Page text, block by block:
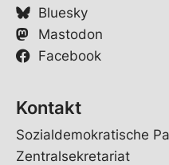
Bluesky
Mastodon
Facebook
Kontakt
Sozialdemokratische
Zentralsekretariat